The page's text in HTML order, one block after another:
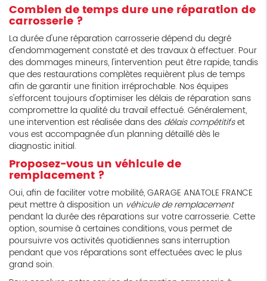
Combien de temps dure une réparation de
carrosserie ?
La durée d'une réparation carrosserie dépend du degré
d'endommagement constaté et des travaux à effectuer. Pour
des dommages mineurs, l'intervention peut être rapide, tandis
que des restaurations complètes requièrent plus de temps
afin de garantir une finition irréprochable. Nos équipes
s'efforcent toujours d'optimiser les délais de réparation sans
compromettre la qualité du travail effectué. Généralement,
une intervention est réalisée dans des délais compétitifset
vous est accompagnée d'un planning détaillé dès le
diagnostic initial.
Proposez-vous un véhicule de
remplacement ?
Oui, afin de faciliter votre mobilité, GARAGE ANATOLE FRANCE
peut mettre à disposition un véhicule de remplacement
pendant la durée des réparations sur votre carrosserie. Cette
option, soumise à certaines conditions, vous permet de
poursuivre vos activités quotidiennes sans interruption
pendant que vos réparations sont effectuées avec le plus
grand soin.